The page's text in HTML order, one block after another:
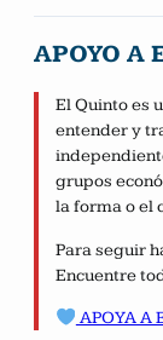
APOYO A
El Quinto es
entender y
grupos
la forma o el
Para seguir
Encuentre
APOYA A